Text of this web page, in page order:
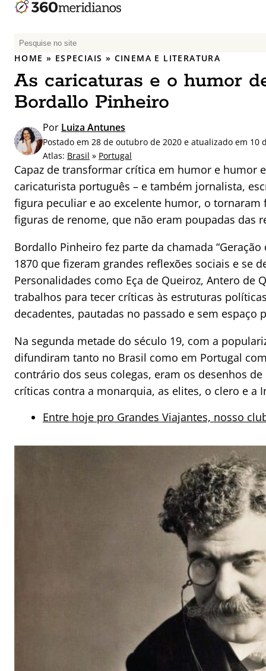
P
e
q
u
i
a
r
p
o
r
:
HOME » ESPECIAIS » CINEMA E LITERATURA
As caricaturas e o humor
Bordallo Pinheiro
Por Luiza Antunes
Postado em 28 de outubro de 2020 e atualizado em 10
Atlas: Brasil » Portugal
Capaz de transformar crítica em humor e humor
caricaturista português – e também jornalista,
figura peculiar e ao excelente humor, o
figuras de renome, que não eram poupadas das
Bordallo Pinheiro fez parte da chamada
1870 que fizeram grandes reflexões sociais e se
Personalidades como Eça de Queiroz, Antero de
trabalhos para tecer críticas às estruturas
decadentes, pautadas no passado e sem espaço
Na segunda metade do século 19, com a
difundiram tanto no Brasil como em Portugal
contrário dos seus colegas, eram os desenhos
críticas contra a monarquia, as elites, o clero e a
Entre hoje pro Grandes Viajantes, nosso